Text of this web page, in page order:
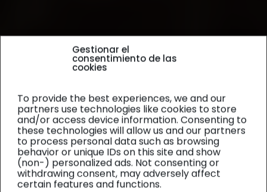
Gestionar el
consentimiento de las
cookies
To provide the best experiences, we and our
partners use technologies like cookies to store
and/or access device information. Consenting to
these technologies will allow us and our partners
to process personal data such as browsing
behavior or unique IDs on this site and show
(non-) personalized ads. Not consenting or
withdrawing consent, may adversely affect
certain features and functions.